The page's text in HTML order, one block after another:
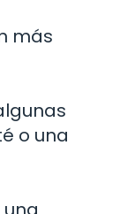
más
o una